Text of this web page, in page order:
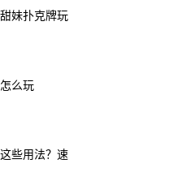
妹扑克牌玩
么玩
些用法？速